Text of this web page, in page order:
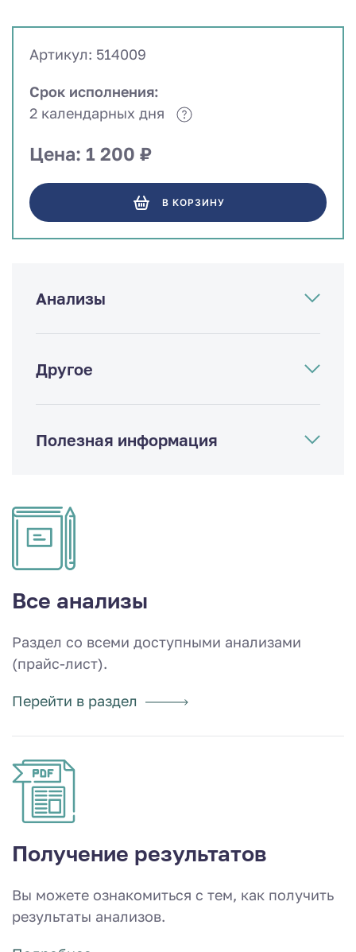
Анализы
Другое
Полезная информация
Артикул: 514009
Срок исполнения:
2 календарных дня
Цена: 1 200 ₽
В КОРЗИНУ
Все анализы
Раздел со всеми доступными анализами
(прайс-лист).
Перейти в раздел
Получение результатов
Вы можете ознакомиться с тем, как получить
результаты анализов.